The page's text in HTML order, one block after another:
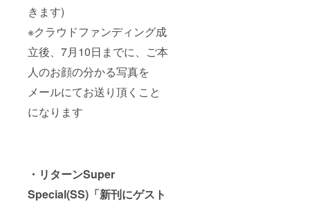
きます)
※クラウドファンディング成
立後、7月10日までに、ご本
人のお顔の分かる写真を
メールにてお送り頂くこと
になります
・リターンSuper
Special(SS)「新刊にゲスト